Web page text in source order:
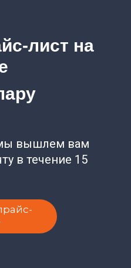
вышлем вам
в течение 15
лист на